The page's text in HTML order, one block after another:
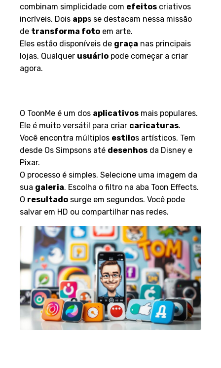
combinam simplicidade com efeitos criativos
incríveis. Dois apps se destacam nessa missão
de transforma foto em arte.
Eles estão disponíveis de graça nas principais
lojas. Qualquer usuário pode começar a criar
agora.
O ToonMe é um dos aplicativos mais populares.
Ele é muito versátil para criar caricaturas.
Você encontra múltiplos estilos artísticos. Tem
desde Os Simpsons até desenhos da Disney e
Pixar.
O processo é simples. Selecione uma imagem da
sua galeria. Escolha o filtro na aba Toon Effects.
O resultado surge em segundos. Você pode
salvar em HD ou compartilhar nas redes.